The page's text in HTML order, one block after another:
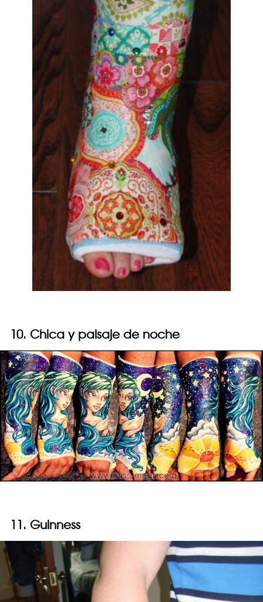
10. Chica y paisaje de noche
11. Guinness